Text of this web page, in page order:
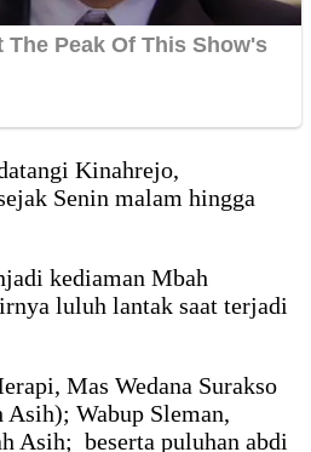
Kinahrejo,
Senin malam hingga
kediaman Mbah
luluh lantak saat terjadi
Mas Wedana Surakso
Wabup Sleman,
Asih; beserta puluhan abdi